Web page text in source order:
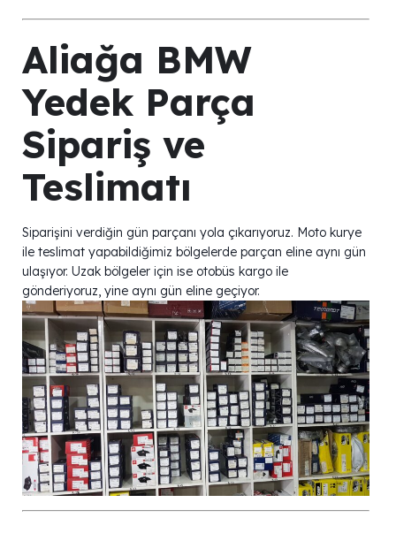
Aliağa BMW
Yedek Parça
Sipariş ve
Teslimatı
Siparişini verdiğin gün parçanı yola çıkarıyoruz. Moto kurye
ile teslimat yapabildiğimiz bölgelerde parçan eline aynı gün
ulaşıyor. Uzak bölgeler için ise otobüs kargo ile
gönderiyoruz, yine aynı gün eline geçiyor.